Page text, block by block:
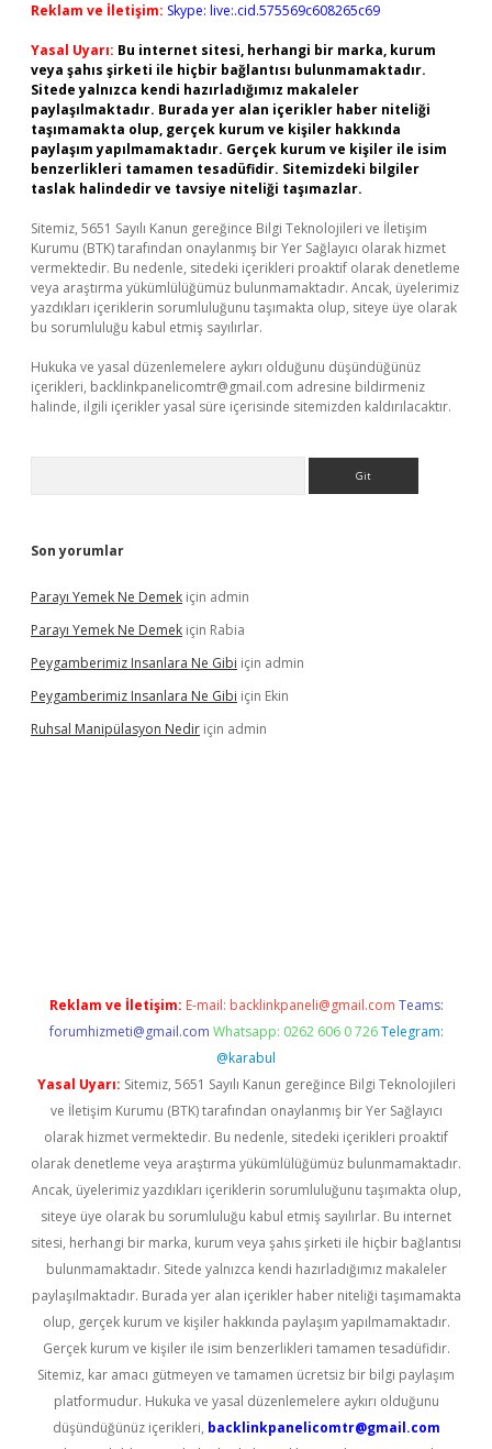
Reklam ve İletişim: Skype: live:.cid.575569c608265c69
Yasal Uyarı: Bu internet sitesi, herhangi bir marka, kurum
veya şahıs şirketi ile hiçbir bağlantısı bulunmamaktadır.
Sitede yalnızca kendi hazırladığımız makaleler
paylaşılmaktadır. Burada yer alan içerikler haber niteliği
taşımamakta olup, gerçek kurum ve kişiler hakkında
paylaşım yapılmamaktadır. Gerçek kurum ve kişiler ile isim
benzerlikleri tamamen tesadüfidir. Sitemizdeki bilgiler
taslak halindedir ve tavsiye niteliği taşımazlar.
Sitemiz, 5651 Sayılı Kanun gereğince Bilgi Teknolojileri ve İletişim
Kurumu (BTK) tarafından onaylanmış bir Yer Sağlayıcı olarak hizmet
vermektedir. Bu nedenle, sitedeki içerikleri proaktif olarak denetleme
veya araştırma yükümlülüğümüz bulunmamaktadır. Ancak, üyelerimiz
yazdıkları içeriklerin sorumluluğunu taşımakta olup, siteye üye olarak
bu sorumluluğu kabul etmiş sayılırlar.
Hukuka ve yasal düzenlemelere aykırı olduğunu düşündüğünüz
içerikleri, backlinkpanelicomtr@gmail.com adresine bildirmeniz
halinde, ilgili içerikler yasal süre içerisinde sitemizden kaldırılacaktır.
Son yorumlar
Parayı Yemek Ne Demek için admin
Parayı Yemek Ne Demek için Rabia
Peygamberimiz Insanlara Ne Gibi için admin
Peygamberimiz Insanlara Ne Gibi için Ekin
Ruhsal Manipülasyon Nedir için admin
Reklam ve İletişim: E-mail: backlinkpaneli@gmail.com Teams:
forumhizmeti@gmail.com Whatsapp: 0262 606 0 726 Telegram:
@karabul
Yasal Uyarı: Sitemiz, 5651 Sayılı Kanun gereğince Bilgi Teknolojileri
ve İletişim Kurumu (BTK) tarafından onaylanmış bir Yer Sağlayıcı
olarak hizmet vermektedir. Bu nedenle, sitedeki içerikleri proaktif
olarak denetleme veya araştırma yükümlülüğümüz bulunmamaktadır.
Ancak, üyelerimiz yazdıkları içeriklerin sorumluluğunu taşımakta olup,
siteye üye olarak bu sorumluluğu kabul etmiş sayılırlar. Bu internet
sitesi, herhangi bir marka, kurum veya şahıs şirketi ile hiçbir bağlantısı
bulunmamaktadır. Sitede yalnızca kendi hazırladığımız makaleler
paylaşılmaktadır. Burada yer alan içerikler haber niteliği taşımamakta
olup, gerçek kurum ve kişiler hakkında paylaşım yapılmamaktadır.
Gerçek kurum ve kişiler ile isim benzerlikleri tamamen tesadüfidir.
Sitemiz, kar amacı gütmeyen ve tamamen ücretsiz bir bilgi paylaşım
platformudur. Hukuka ve yasal düzenlemelere aykırı olduğunu
düşündüğünüz içerikleri, backlinkpanelicomtr@gmail.com